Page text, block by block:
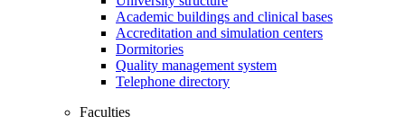
Academic buildings and clinical bases
Accreditation and simulation centers
Dormitories
Quality management system
Telephone directory
Faculties